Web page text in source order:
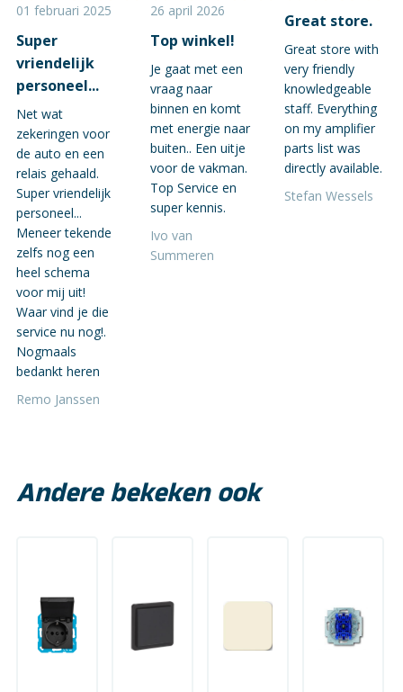
01 februari 2025
Super
vriendelijk
personeel...
Net wat
zekeringen voor
de auto en een
relais gehaald.
Super vriendelijk
personeel...
Meneer tekende
zelfs nog een
heel schema
voor mij uit!
Waar vind je die
service nu nog!.
Nogmaals
bedankt heren
Remo Janssen
26 april 2026
Top winkel!
Je gaat met een
vraag naar
binnen en komt
met energie naar
buiten.. Een uitje
voor de vakman.
Top Service en
super kennis.
Ivo van
Summeren
Great store.
Great store with
very friendly
knowledgeable
staff. Everything
on my amplifier
parts list was
directly available.
Stefan Wessels
Andere bekeken ook